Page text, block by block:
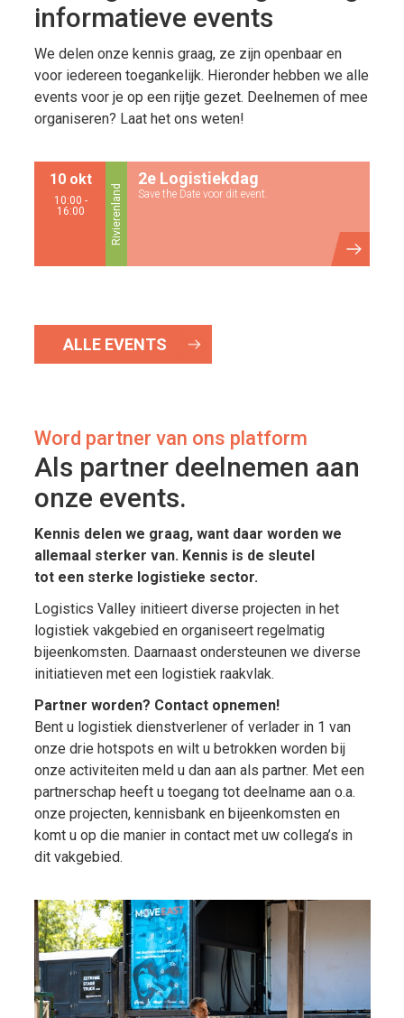
informatieve events
We delen onze kennis graag, ze zijn openbaar en
voor iedereen toegankelijk. Hieronder hebben we alle
events voor je op een rijtje gezet. Deelnemen of mee
organiseren? Laat het ons weten!
10 okt
10:00 -
16:00
Rivierenland
2e Logistiekdag
Save the Date voor dit event.
ALLE EVENTS
Word partner van ons platform
Als partner deelnemen aan
onze events.
Kennis delen we graag, want daar worden we
allemaal sterker van. Kennis is de sleutel
tot een sterke logistieke sector.
Logistics Valley initieert diverse projecten in het
logistiek vakgebied en organiseert regelmatig
bijeenkomsten. Daarnaast ondersteunen we diverse
initiatieven met een logistiek raakvlak.
Partner worden? Contact opnemen!
Bent u logistiek dienstverlener of verlader in 1 van
onze drie hotspots en wilt u betrokken worden bij
onze activiteiten meld u dan aan als partner. Met een
partnerschap heeft u toegang tot deelname aan o.a.
onze projecten, kennisbank en bijeenkomsten en
komt u op die manier in contact met uw collega’s in
dit vakgebied.